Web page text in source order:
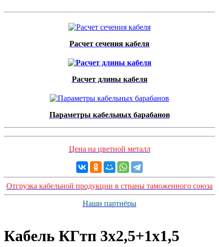
Расчет сечения кабеля
Расчет длины кабеля
Параметры кабельных барабанов
Цена на цветной металл
Отгрузка кабельной продукции в страны таможенного союза
Наши партнёры
Кабель КГтп 3х2,5+1х1,5